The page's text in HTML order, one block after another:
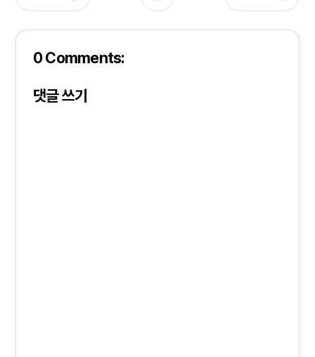
0 Comments:
댓글 쓰기